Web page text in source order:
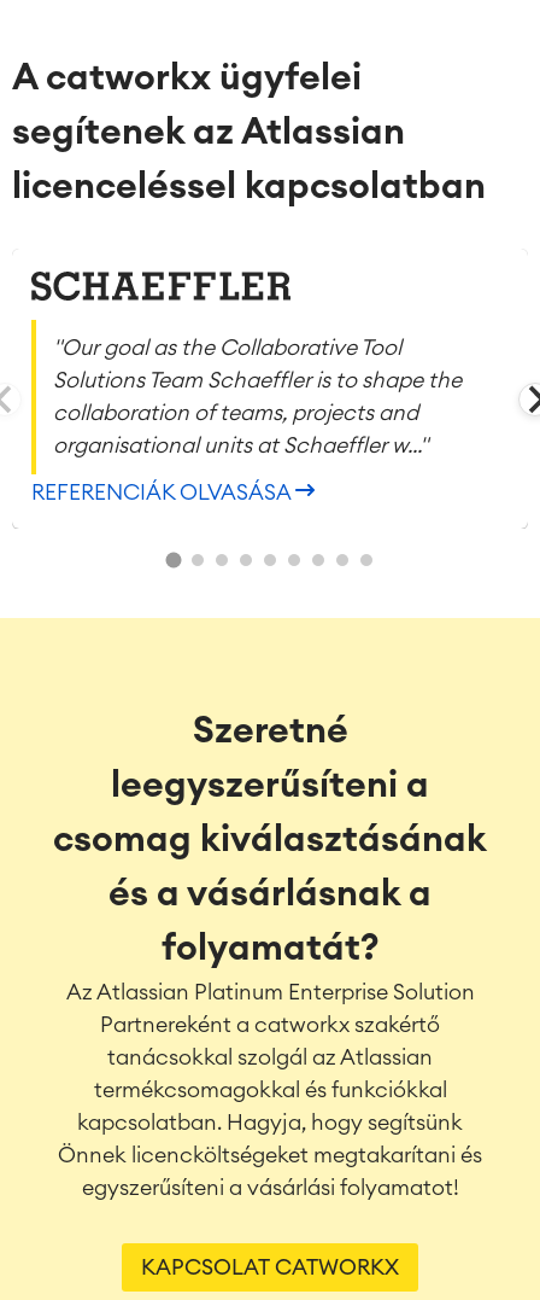
MEGOLDÁSOK
Omnichannel Ügyfélszolgálat
Ipari Karbantartás
Tudás- és Információ-
megosztás
Enterprise Wiki
Virtuális Iroda
Integrációk
Mesterséges Intelligencia (AI)
SAP Integráció
RÓLUNK
■
■
■
■
A catworkx ügyfelei
segítenek az Atlassian
licenceléssel kapcsolatban
"Our goal as the Collaborative Tool
Solutions Team Schaeffler is to shape the
collaboration of teams, projects and
organisational units at Schaeffler w..."
REFERENCIÁK OLVASÁSA
Szeretné
leegyszerűsíteni a
csomag kiválasztásának
és a vásárlásnak a
folyamatát?
Az Atlassian Platinum Enterprise Solution
Partnereként a catworkx szakértő
tanácsokkal szolgál az Atlassian
termékcsomagokkal és funkciókkal
kapcsolatban. Hagyja, hogy segítsünk
Önnek licencköltségeket megtakarítani és
egyszerűsíteni a vásárlási folyamatot!
KAPCSOLAT CATWORKX